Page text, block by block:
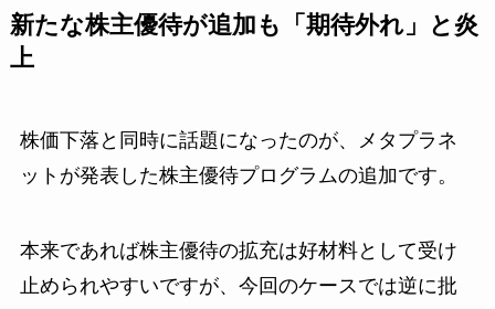
新たな株主優待が追加も「期待外れ」と炎
上
株価下落と同時に話題になったのが、メタプラネ
ットが発表した株主優待プログラムの追加です。
本来であれば株主優待の拡充は好材料として受け
止められやすいですが、今回のケースでは逆に批